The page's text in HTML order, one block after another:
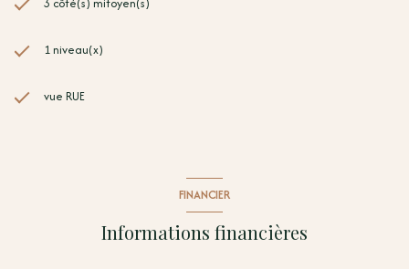
1 niveau(x)
vue RUE
FINANCIER
Informations financières